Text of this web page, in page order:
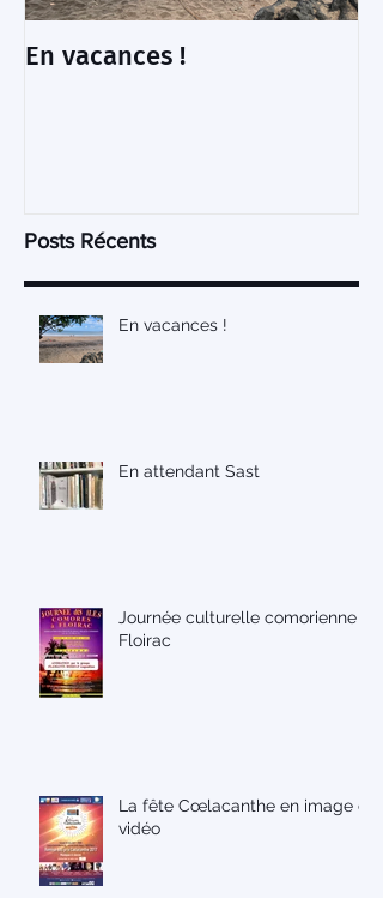
En vacances !
Posts Récents
En vacances !
En attendant Sast
Journée culturelle comorienne à
Floirac
La fête Cœlacanthe en image et
vidéo